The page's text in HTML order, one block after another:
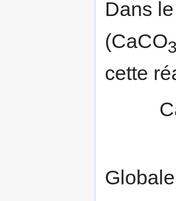
Dans
(CaCO3
cette